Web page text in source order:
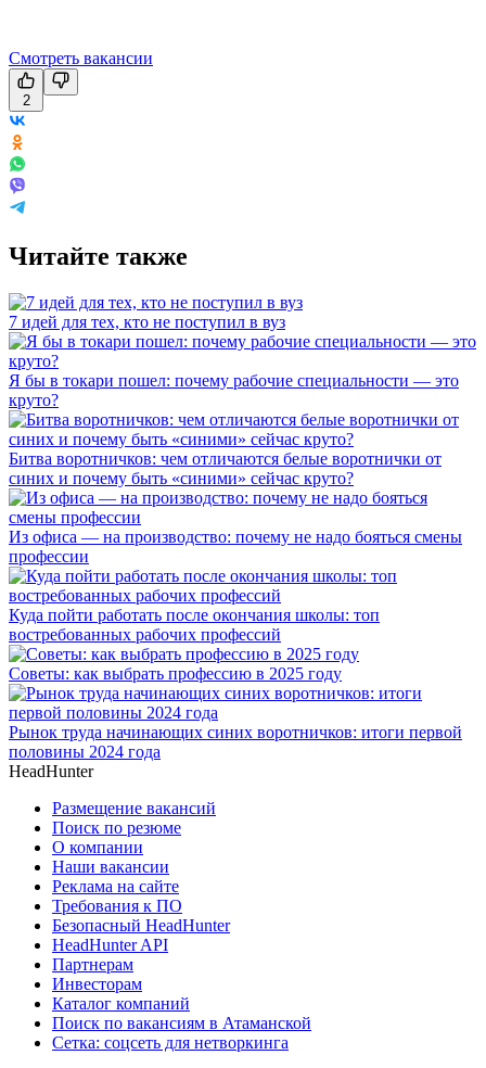
Смотреть вакансии
2
Читайте также
7 идей для тех, кто не поступил в вуз
Я бы в токари пошел: почему рабочие специальности — это
круто?
Битва воротничков: чем отличаются белые воротнички от
синих и почему быть «синими» сейчас круто?
Из офиса — на производство: почему не надо бояться смены
профессии
Куда пойти работать после окончания школы: топ
востребованных рабочих профессий
Советы: как выбрать профессию в 2025 году
Рынок труда начинающих синих воротничков: итоги первой
половины 2024 года
HeadHunter
Размещение вакансий
Поиск по резюме
О компании
Наши вакансии
Реклама на сайте
Требования к ПО
Безопасный HeadHunter
HeadHunter API
Партнерам
Инвесторам
Каталог компаний
Поиск по вакансиям в Атаманской
Сетка: соцсеть для нетворкинга